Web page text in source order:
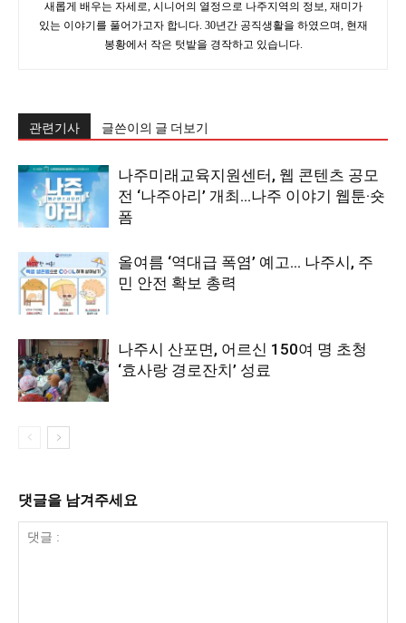
새롭게 배우는 자세로, 시니어의 열정으로 나주지역의 정보, 재미가
있는 이야기를 풀어가고자 합니다. 30년간 공직생활을 하였으며, 현재
봉황에서 작은 텃밭을 경작하고 있습니다.
관련기사 글쓴이의 글 더보기
나주미래교육지원센터, 웹 콘텐츠 공모
전 ‘나주아리’ 개최…나주 이야기 웹툰·숏
폼
올여름 ‘역대급 폭염’ 예고… 나주시, 주
민 안전 확보 총력
나주시 산포면, 어르신 150여 명 초청
‘효사랑 경로잔치’ 성료
댓글을 남겨주세요